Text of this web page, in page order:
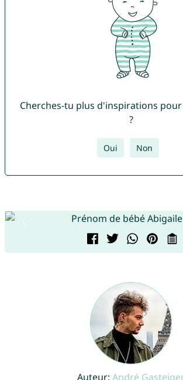
Cherches-tu plus d'inspirations
?
Oui Non
Auteur: André